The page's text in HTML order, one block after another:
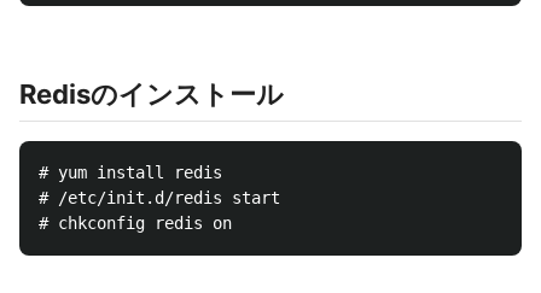
Redisのインストール
# yum install redis
# /etc/init.d/redis start